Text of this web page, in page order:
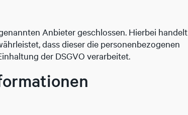
Anbieter geschlossen. Hierbei handelt
dass dieser die personenbezogenen
der DSGVO verarbeitet.